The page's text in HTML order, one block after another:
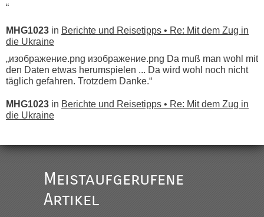
“
MHG1023 in Berichte und Reisetipps • Re: Mit dem Zug in
die Ukraine
„изображение.png изображение.png Da muß man wohl mit
den Daten etwas herumspielen ... Da wird wohl noch nicht
täglich gefahren. Trotzdem Danke.“
MHG1023 in Berichte und Reisetipps • Re: Mit dem Zug in
die Ukraine
Ist korrekt, aber ich finde man hätte trotzdem im Text gleich
darauf hinweisen können.
War aber nicht "böse" gemeint ...
Meistaufgerufene
Artikel